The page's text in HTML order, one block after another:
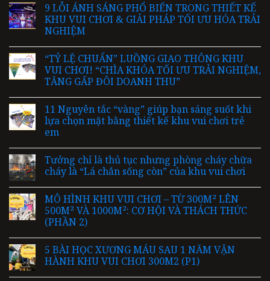
9 LỖI ÁNH SÁNG PHỔ BIẾN TRONG THIẾT KẾ
KHU VUI CHƠI & GIẢI PHÁP TỐI ƯU HÓA TRẢI
NGHIỆM
“TỶ LỆ CHUẨN” LUỒNG GIAO THÔNG KHU
VUI CHƠI! “CHÌA KHÓA TỐI ƯU TRẢI NGHIỆM,
TĂNG GẤP ĐÔI DOANH THU”
11 Nguyên tắc “vàng” giúp bạn sáng suốt khi
lựa chọn mặt bằng thiết kế khu vui chơi trẻ
em
Tưởng chỉ là thủ tục nhưng phòng cháy chữa
cháy là “Lá chắn sống còn” của khu vui chơi
MÔ HÌNH KHU VUI CHƠI – TỪ 300M² LÊN
500M² VÀ 1000M²: CƠ HỘI VÀ THÁCH THỨC
(PHẦN 2)
5 BÀI HỌC XƯƠNG MÁU SAU 1 NĂM VẬN
HÀNH KHU VUI CHƠI 300M2 (P1)